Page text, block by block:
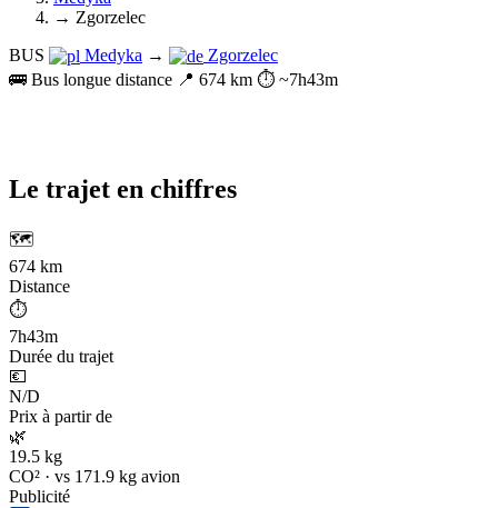
→ Zgorzelec
BUS
Medyka →
Zgorzelec
🚌 Bus longue distance 📍 674 km ⏱️ ~7h43m
Le trajet en chiffres
🗺️
674 km
Distance
⏱️
7h43m
Durée du trajet
💶
N/D
Prix à partir de
🌿
19.5 kg
CO² · vs 171.9 kg avion
Publicité